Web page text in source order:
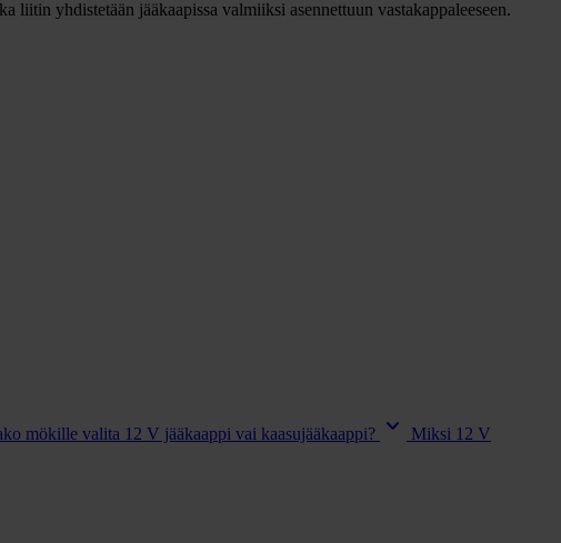
yhdistetään jääkaapissa valmiiksi asennettuun vastakappaleeseen.
mökille valita 12 V jääkaappi vai kaasujääkaappi? keyboard_arrow_down
Miksi 12 V